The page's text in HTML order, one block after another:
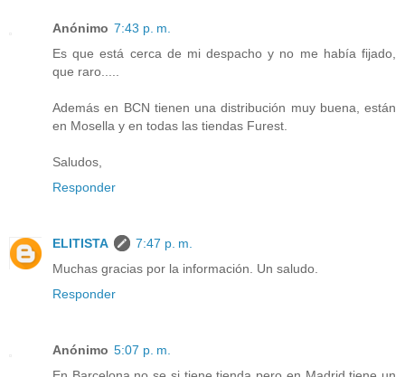
Anónimo 7:43 p. m.
Es que está cerca de mi despacho y no me había fijado,
que raro.....
Además en BCN tienen una distribución muy buena, están
en Mosella y en todas las tiendas Furest.
Saludos,
Responder
ELITISTA
7:47 p. m.
Muchas gracias por la información. Un saludo.
Responder
Anónimo 5:07 p. m.